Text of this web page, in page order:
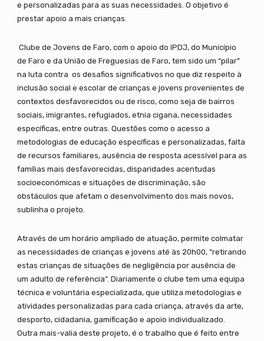
e personalizadas para as suas necessidades. O objetivo é
prestar apoio a mais crianças.
Clube de Jovens de Faro, com o apoio do IPDJ, do Município
de Faro e da União de Freguesias de Faro, tem sido um “pilar”
na luta contra os desafios significativos no que diz respeito à
inclusão social e escolar de crianças e jovens provenientes de
contextos desfavorecidos ou de risco, como seja de bairros
sociais, imigrantes, refugiados, etnia cigana, necessidades
específicas, entre outras. Questões como o acesso a
metodologias de educação específicas e personalizadas, falta
de recursos familiares, ausência de resposta acessível para as
famílias mais desfavorecidas, disparidades acentudas
socioeconómicas e situações de discriminação, são
obstáculos que afetam o desenvolvimento dos mais novos,
sublinha o projeto.
Através de um horário ampliado de atuação, permite colmatar
as necessidades de crianças e jovens até às 20h00, “retirando
estas crianças de situações de negligência por ausência de
um adulto de referência”. Diariamente o clube tem uma equipa
técnica e voluntária especializada, que utiliza metodologias e
atividades personalizadas para cada criança, através da arte,
desporto, cidadania, gamificação e apoio individualizado.
Outra mais-valia deste projeto, é o trabalho que é feito entre